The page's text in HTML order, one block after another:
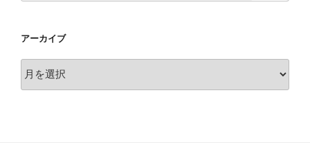
アーカイブ
ー